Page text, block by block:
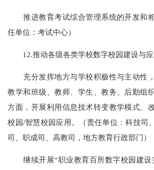
推进教育考试综合管理系统的开发和
任单位：考试中心）
12.推动各级各类学校数字校园建设与应
充分发挥地方与学校积极性与主动性
教学和班级、教师、学生、教务、后勤组
方面，开展利用信息技术转变教学模式、
校园/智慧校园应用。（责任单位：科技司
司、职成司、高教司，地方教育行政部门）
继续开展“职业教育百所数字校园建设